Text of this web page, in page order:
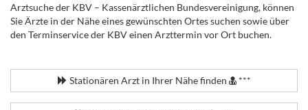
Arztsuche der KBV – Kassenärztlichen Bundesvereinigung, können
Sie Ärzte in der Nähe eines gewünschten Ortes suchen sowie über
den Terminservice der KBV einen Arzttermin vor Ort buchen.
Stationären Arzt in Ihrer Nähe finden ***